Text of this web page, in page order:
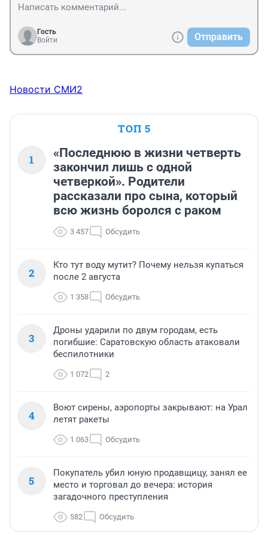
Гость
Войти
Отправить
Новости СМИ2
ТОП 5
1
«Последнюю в жизни четверть
закончил лишь с одной
четверкой». Родители
рассказали про сына, который
всю жизнь боролся с раком
3 457 Обсудить
2
Кто тут воду мутит? Почему нельзя купаться
после 2 августа
1 358 Обсудить
3
Дроны ударили по двум городам, есть
погибшие: Саратовскую область атаковали
беспилотники
1 072 2
4
Воют сирены, аэропорты закрывают: на Урал
летят ракеты
1 063 Обсудить
5
Покупатель убил юную продавщицу, занял ее
место и торговал до вечера: история
загадочного преступления
582 Обсудить